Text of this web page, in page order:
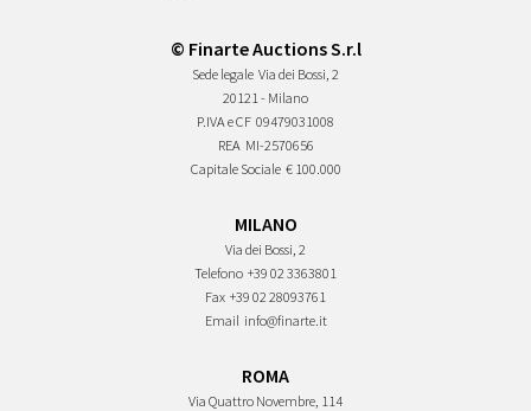
© Finarte Auctions S.r.l
Sede legale Via dei Bossi, 2
20121 - Milano
P.IVA e CF 09479031008
REA MI-2570656
Capitale Sociale € 100.000
MILANO
Via dei Bossi, 2
Telefono +39 02 3363801
Fax +39 02 28093761
Email info@finarte.it
ROMA
Via Quattro Novembre, 114